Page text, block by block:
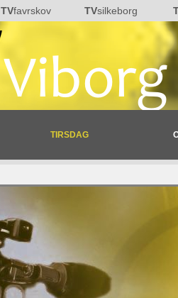
TVfavrskov TVsilkeborg
TIRSDAG